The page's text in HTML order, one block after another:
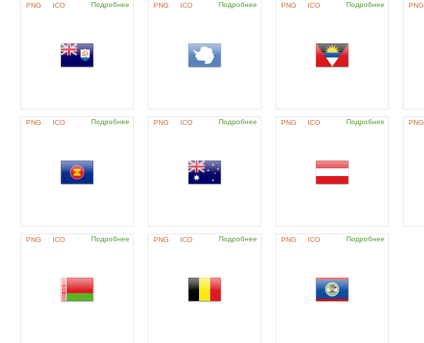
PNG ICO Подробнее PNG ICO Подробнее PNG ICO Подробнее PNG
PNG ICO Подробнее PNG ICO Подробнее PNG ICO Подробнее PNG
PNG ICO Подробнее PNG ICO Подробнее PNG ICO Подробнее